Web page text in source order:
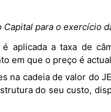
para o exercício
em que o preço é
do seu custo,